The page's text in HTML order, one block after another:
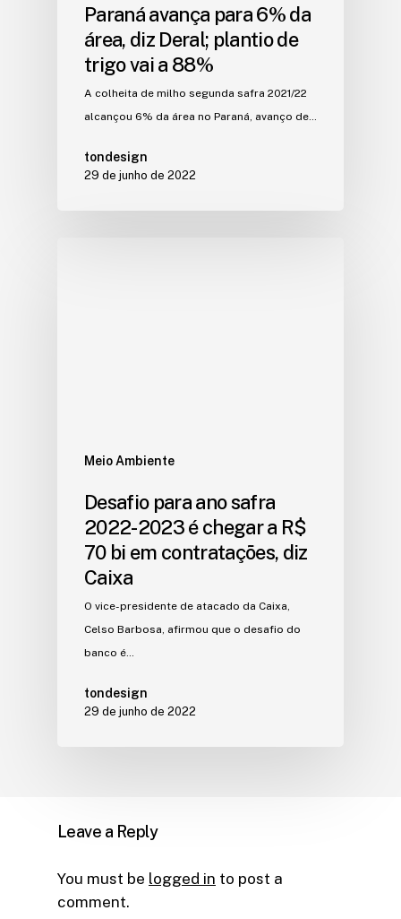
Paraná avança para 6% da
área, diz Deral; plantio de
trigo vai a 88%
A colheita de milho segunda safra 2021/22
alcançou 6% da área no Paraná, avanço de…
tondesign
29 de junho de 2022
Meio Ambiente
Desafio para ano safra
2022-2023 é chegar a R$
70 bi em contratações, diz
Caixa
O vice-presidente de atacado da Caixa,
Celso Barbosa, afirmou que o desafio do
banco é…
tondesign
29 de junho de 2022
Leave a Reply
You must be logged in to post a
comment.